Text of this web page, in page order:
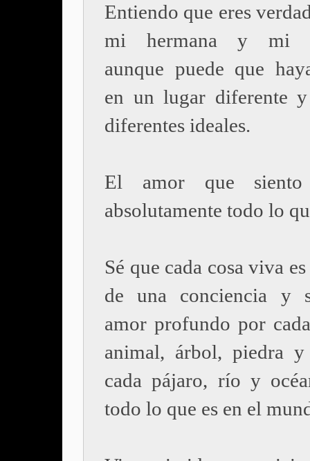
Entiendo que eres
mi hermana y mi
aunque puede que
en un lugar diferente
diferentes ideales.
El amor que
absolutamente todo lo
Sé que cada cosa viva
de una conciencia y
amor profundo por
animal, árbol, piedra
cada pájaro, río y
todo lo que es en el